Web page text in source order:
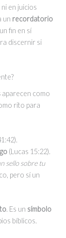
en juicios
un recordatorio
fin en sí
discernir si
aparecen como
rito para
(Lucas 15:22).
sello sobre tu
pero sí un
. Es un símbolo
bíblicos.